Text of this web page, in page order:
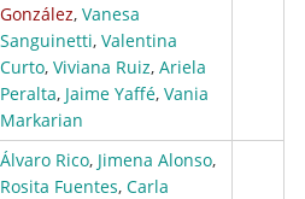
González, Vanesa
Sanguinetti, Valentina
Curto, Viviana Ruiz, Ariela
Peralta, Jaime Yaffé, Vania
Markarian
Álvaro Rico, Jimena Alonso,
Rosita Fuentes, Carla